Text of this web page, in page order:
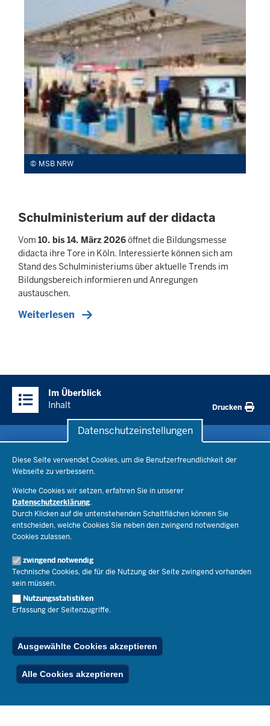
Datenschutzeinstellungen
Diese Seite verwendet Cookies, um die Benutzerfreundlichkeit der
Webseite zu verbessern.
Welche Cookies wir setzen, erfahren Sie in unserer
Datenschutzerklärung.
Durch Klicken auf die untenstehenden Schaltflächen können Sie
entscheiden, welche Cookies Sie neben den zwingend notwendigen
Cookies zulassen.
zwingend notwendig
Technische Cookies, die für die Nutzung der Seite zwingend vorhanden
sein müssen.
Nutzungsstatistiken
Erfassung der Seitenzugriffe.
Ausgewählte Cookies akzeptieren
Alle Cookies akzeptieren
MSB NRW
Schulministerium auf der didacta
Vom 10. bis 14. März 2026öffnet die Bildungsmesse
didacta ihre Tore in Köln. Interessierte können sich am
Stand des Schulministeriums über aktuelle Trends im
Bildungsbereich informieren und Anregungen
austauschen.
Weiterlesen
Inhalte
Im Überblick
Inhalt
Drucken
Bildungsthemen
Lehrkräfte
Recht
Schulleben
Ministerium
Ministerin Dorothee Feller
Staatssekretär Dr. Urban Mauer
Open Government
Bibliothek
Geschäftsbereich
Presse
Pressefotos
Social Media
Pressekontakt
Service
Schule(n) suchen
Kontakt
Der Weg zu uns
Publikationen
RSS-Feed
Ferienordnung
Spezialangebote
© 2026 Bildungsportal NRW
Below
Footer
Menu
Inhalt Impressum Datenschutz